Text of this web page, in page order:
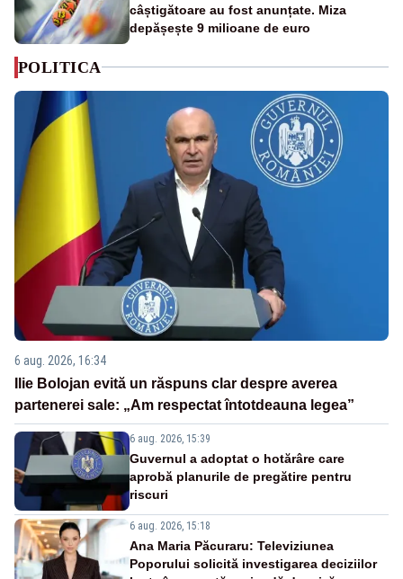
câștigătoare au fost anunțate. Miza
depășește 9 milioane de euro
POLITICA
6 aug. 2026, 16:34
Ilie Bolojan evită un răspuns clar despre averea
partenerei sale: „Am respectat întotdeauna legea”
6 aug. 2026, 15:39
Guvernul a adoptat o hotărâre care
aprobă planurile de pregătire pentru
riscuri
6 aug. 2026, 15:18
Ana Maria Păcuraru: Televiziunea
Poporului solicită investigarea deciziilor